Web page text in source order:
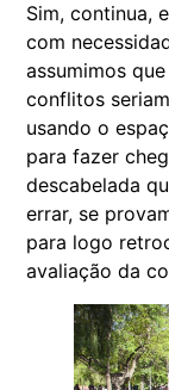
Sim, continua,
com
assumimos
conflitos
usando o
para fazer
descabelada
errar, se
para logo
avaliação da